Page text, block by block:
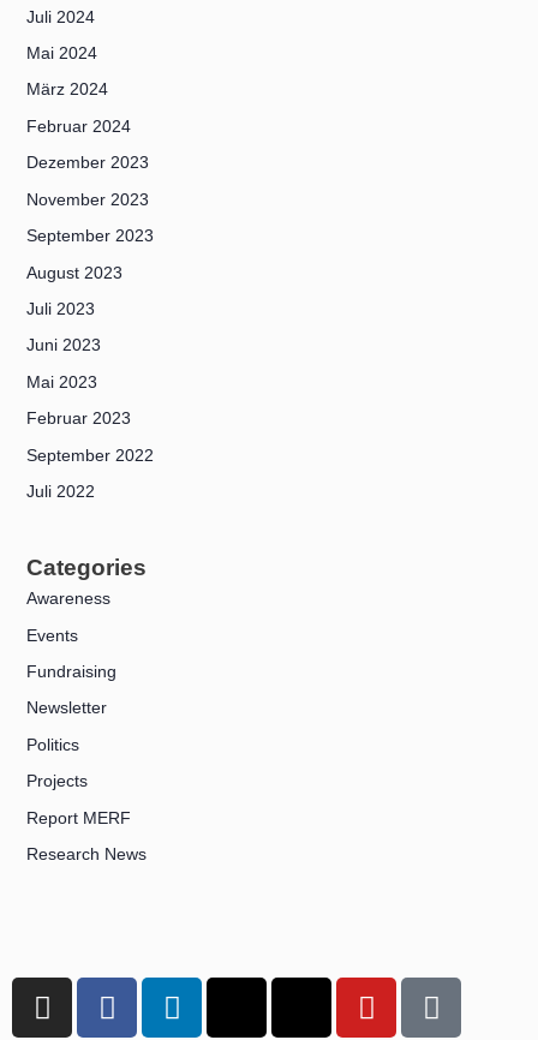
Juli 2024
Mai 2024
März 2024
Februar 2024
Dezember 2023
November 2023
September 2023
August 2023
Juli 2023
Juni 2023
Mai 2023
Februar 2023
September 2022
Juli 2022
Categories
Awareness
Events
Fundraising
Newsletter
Politics
Projects
Report MERF
Research News
I
n
F
a
L
i
Y
o
T
i